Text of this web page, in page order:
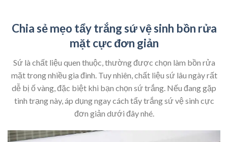
Chia sẻ mẹo tẩy trắng sứ vệ sinh bồn rửa
mặt cực đơn giản
Sứ là chất liệu quen thuộc, thường được chọn làm bồn rửa
mặt trong nhiều gia đình. Tuy nhiên, chất liệu sứ lâu ngày rất
dễ bị ố vàng, đặc biệt khi bạn chọn sứ trắng. Nếu đang gặp
tình trạng này, áp dụng ngay cách tẩy trắng sứ vệ sinh cực
đơn giản dưới đây nhé.